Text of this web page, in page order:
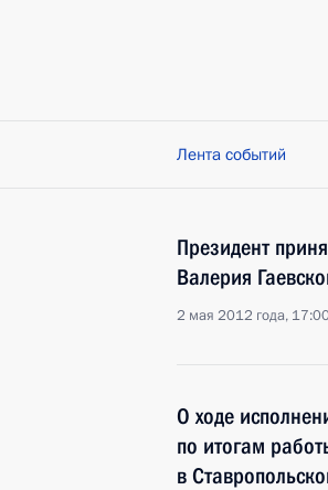
Лента событий
Президент
Валерия
2 мая 2012 года,
О ходе
по итогам
в